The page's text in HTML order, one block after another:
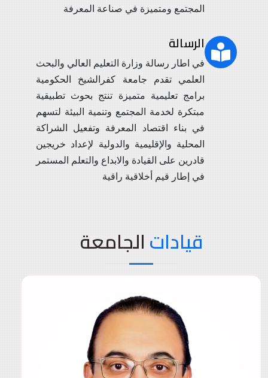
المجتمع ومتميزة في صناعة المعرفة
الرسالة
في اطار رسالة وزارة التعليم العالي والبحث
العلمي تقدم جامعة كفرالشيخ الحكومية
برامج تعليمية متميزة تنتج بحوث تطبيقية
مبتكرة لخدمة المجتمع وتنمية البيئة لتسهم
في بناء اقتصاد المعرفة وتفعيل الشراكة
المحلية والإقليمية والدولية لإعداد خريجين
قادرين على القيادة والابداع والتعلم المستمر
في إطار قيم أخلاقية راقية
قياداتالجامعة